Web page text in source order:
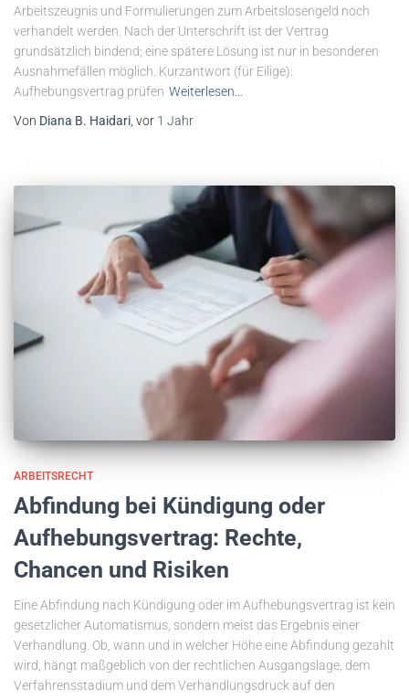
Arbeitszeugnis und Formulierungen zum Arbeitslosengeld noch
verhandelt werden. Nach der Unterschrift ist der Vertrag
grundsätzlich bindend; eine spätere Lösung ist nur in besonderen
Ausnahmefällen möglich. Kurzantwort (für Eilige):
Aufhebungsvertrag prüfen Weiterlesen…
Von Diana B. Haidari, vor 1 Jahr
ARBEITSRECHT
Abfindung bei Kündigung oder
Aufhebungsvertrag: Rechte,
Chancen und Risiken
Eine Abfindung nach Kündigung oder im Aufhebungsvertrag ist kein
gesetzlicher Automatismus, sondern meist das Ergebnis einer
Verhandlung. Ob, wann und in welcher Höhe eine Abfindung gezahlt
wird, hängt maßgeblich von der rechtlichen Ausgangslage, dem
Verfahrensstadium und dem Verhandlungsdruck auf den